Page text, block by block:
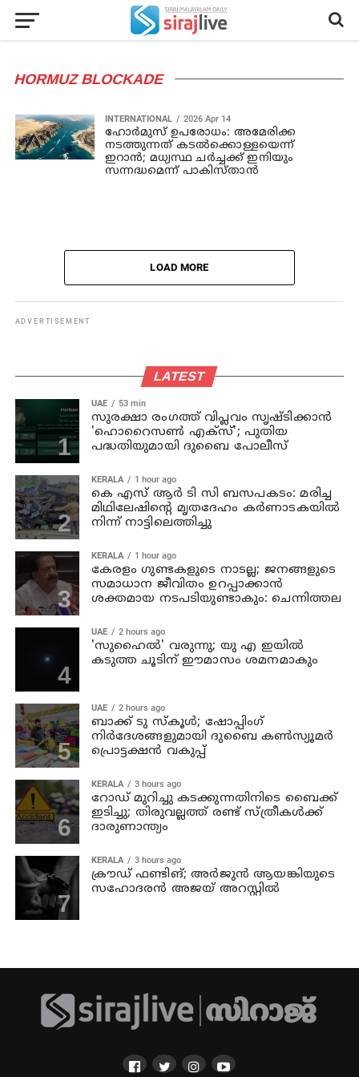
HORMUZ BLOCKADE
INTERNATIONAL 2026 Apr 14
ഹോര്‍മുസ് ഉപരോധം: അമേരിക്ക
നടത്തുന്നത് കടല്‍ക്കൊള്ളയെന്ന്
ഇറാന്‍; മധ്യസ്ഥ ചര്‍ച്ചക്ക് ഇനിയും
സന്നദ്ധമെന്ന് പാകിസ്താന്‍
LOAD MORE
ADVERTISEMENT
LATEST
UAE 53 min
സുരക്ഷാ രംഗത്ത് വിപ്ലവം സൃഷ്ടിക്കാന്‍
'ഹൊറൈസണ്‍ എക്‌സ്'; പുതിയ
പദ്ധതിയുമായി ദുബൈ പോലീസ്
KERALA 1 hour ago
കെ എസ് ആര്‍ ടി സി ബസപകടം: മരിച്ച
മിഥിലേഷിന്റെ മൃതദേഹം കര്‍ണാടകയില്‍
നിന്ന് നാട്ടിലെത്തിച്ചു
KERALA 1 hour ago
കേരളം ഗുണ്ടകളുടെ നാടല്ല; ജനങ്ങളുടെ
സമാധാന ജീവിതം ഉറപ്പാക്കാന്‍
ശക്തമായ നടപടിയുണ്ടാകും: ചെന്നിത്തല
UAE 2 hours ago
'സുഹൈല്‍' വരുന്നു; യു എ ഇയില്‍
കടുത്ത ചൂടിന് ഈമാസം ശമനമാകും
UAE 2 hours ago
ബാക്ക് ടു സ്‌കൂള്‍; ഷോപ്പിംഗ്
നിര്‍ദേശങ്ങളുമായി ദുബൈ കണ്‍സ്യൂമര്‍
പ്രൊട്ടക്ഷന്‍ വകുപ്പ്
KERALA 3 hours ago
റോഡ് മുറിച്ചു കടക്കുന്നതിനിടെ ബൈക്ക്
ഇടിച്ചു; തിരുവല്ലത്ത് രണ്ട് സ്ത്രീകള്‍ക്ക്
ദാരുണാന്ത്യം
KERALA 3 hours ago
ക്രൗഡ് ഫണ്ടിങ്; അര്‍ജുന്‍ ആയങ്കിയുടെ
സഹോദരന്‍ അജയ് അറസ്റ്റില്‍